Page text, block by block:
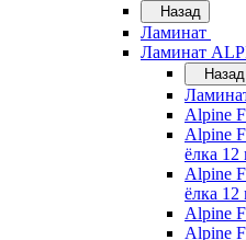
Назад
Ламинат
Ламинат
Назад
Alpine
Alpine
ёлка
Alpine
ёлка
Alpine
Alpine